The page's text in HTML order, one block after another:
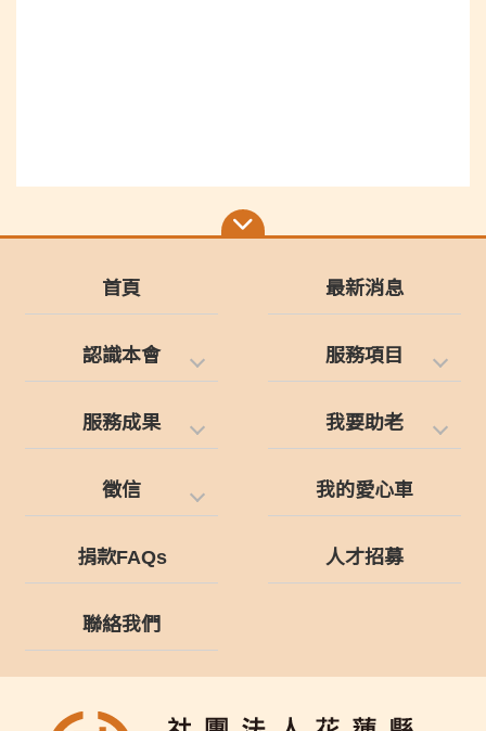
首頁 最新消息
認識本會 服務項目
服務成果 我要助老
徵信 我的愛心車
捐款FAQs 人才招募
聯絡我們